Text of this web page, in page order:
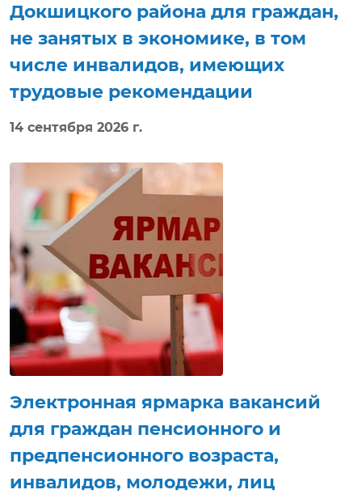
Докшицкого района для граждан,
не занятых в экономике, в том
числе инвалидов, имеющих
трудовые рекомендации
14 сентября 2026 г.
В рамках электронной ярмарки вакансий
Докшицкого района соискатели будут иметь
возможность ознакомиться с вакансиями,
имеющимися в организациях, режимом и
условиями труда, задать интересующие вопросы,
направить резюме, получить электронную
консультацию по вопросу трудоустройства,
приглашение на собеседование в режиме
реального времени.
Электронная ярмарка вакансий
для граждан пенсионного и
предпенсионного возраста,
инвалидов, молодежи, лиц